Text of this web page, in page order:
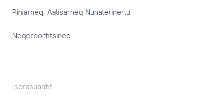
Piniarneq, Aalisarneq Nunalerinerlu
Neqeroortitsineq
Iserasuaatit